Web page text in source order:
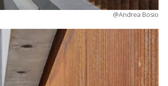
@Andrea Bosio